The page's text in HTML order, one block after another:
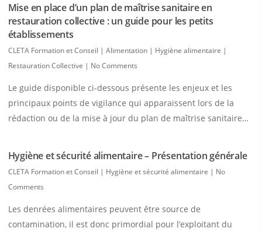
Mise en place d’un plan de maîtrise sanitaire en
restauration collective : un guide pour les petits
établissements
CLETA Formation et Conseil | Alimentation | Hygiène alimentaire |
Restauration Collective | No Comments
Le guide disponible ci-dessous présente les enjeux et les
principaux points de vigilance qui apparaissent lors de la
rédaction ou de la mise à jour du plan de maîtrise sanitaire…
Hygiène et sécurité alimentaire – Présentation générale
CLETA Formation et Conseil | Hygiène et sécurité alimentaire | No
Comments
Les denrées alimentaires peuvent être source de
contamination, il est donc primordial pour l’exploitant du